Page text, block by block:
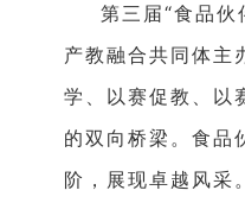
第三届“食品伙
产教融合共同体主
学、以赛促教、以
的双向桥梁。食品
阶，展现卓越风采